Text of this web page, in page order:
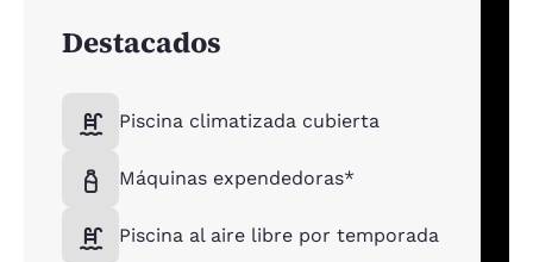
Destacados
Piscina climatizada cubierta
Máquinas expendedoras*
Piscina al aire libre por temporada